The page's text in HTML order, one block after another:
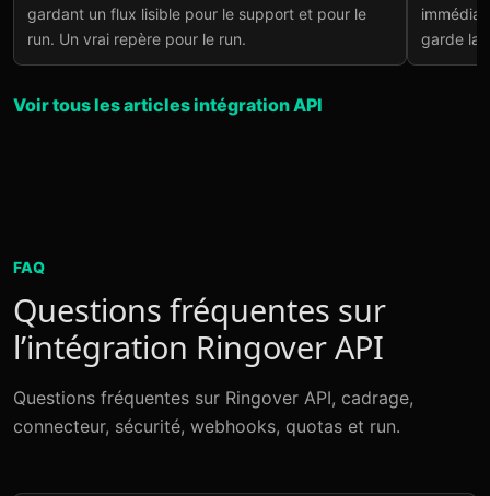
gardant un flux lisible pour le support et pour le
run. Un vrai repère pour le run.
garde la
Voir tous les articles intégration API
FAQ
Questions fréquentes sur
l’intégration Ringover API
Questions fréquentes sur Ringover API, cadrage,
connecteur, sécurité, webhooks, quotas et run.